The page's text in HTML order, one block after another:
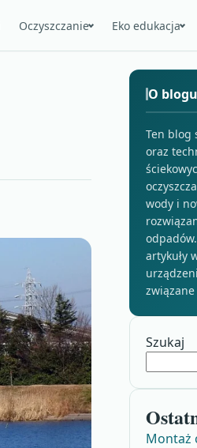
Oczyszczanie Eko edukacja
O blogu
Ten blog
oraz
wody i
artykuły
Szukaj
Montaż